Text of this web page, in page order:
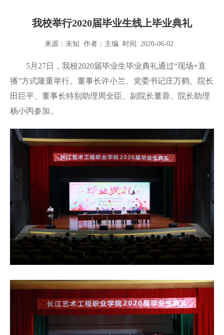
我校举行2020届毕业生线上毕业典礼
来源：未知 作者：主编 时间: 2020-06-02
5月27日，我校2020届毕业生毕业典礼通过“现场+直
播”方式隆重举行。董事长许小兰、党委书记庄万鹤、院长
田巨平、董事长特别助理周全臣、副院长董蓉、院长助理
杨小丙参加。